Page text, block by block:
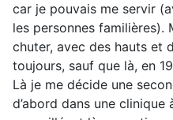
car je pouvais me servir
les personnes familières).
chuter, avec des hauts et
toujours, sauf que là, en
Là je me décide une
d’abord dans une clinique